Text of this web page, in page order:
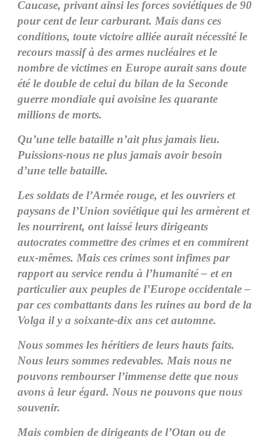
Caucase, privant ainsi les forces soviétiques de 90
pour cent de leur carburant. Mais dans ces
conditions, toute victoire alliée aurait nécessité le
recours massif à des armes nucléaires et le
nombre de victimes en Europe aurait sans doute
été le double de celui du bilan de la Seconde
guerre mondiale qui avoisine les quarante
millions de morts.
Qu’une telle bataille n’ait plus jamais lieu.
Puissions-nous ne plus jamais avoir besoin
d’une telle bataille.
Les soldats de l’Armée rouge, et les ouvriers et
paysans de l’Union soviétique qui les armèrent et
les nourrirent, ont laissé leurs dirigeants
autocrates commettre des crimes et en commirent
eux-mêmes. Mais ces crimes sont infimes par
rapport au service rendu à l’humanité – et en
particulier aux peuples de l’Europe occidentale –
par ces combattants dans les ruines au bord de la
Volga il y a soixante-dix ans cet automne.
Nous sommes les héritiers de leurs hauts faits.
Nous leurs sommes redevables. Mais nous ne
pouvons rembourser l’immense dette que nous
avons à leur égard. Nous ne pouvons que nous
souvenir.
Mais combien de dirigeants de l’Otan ou de